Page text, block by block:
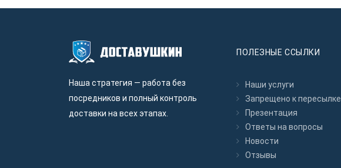
Наша стратегия — работа без
посредников и полный контроль
доставки на всех этапах.
ПОЛЕЗНЫЕ ССЫЛКИ
Наши услуги
Запрещено к пересылкe
Презентация
Ответы на вопросы
Новости
Отзывы